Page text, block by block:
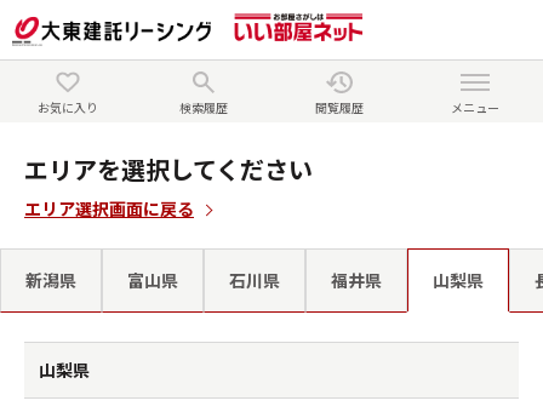
お気に入り 検索履歴 閲覧履歴 メニュー
エリアを選択してください
エリア選択画面に戻る
新潟県 富山県 石川県 福井県 山梨県
山梨県